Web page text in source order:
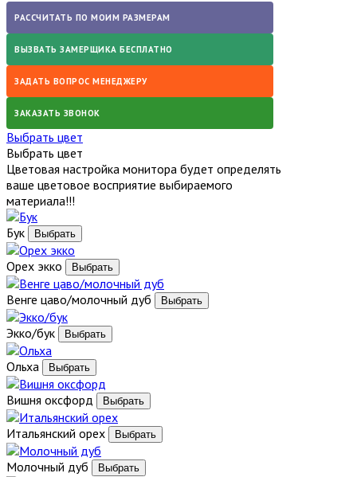
РАССЧИТАТЬ ПО МОИМ РАЗМЕРАМ
ВЫЗВАТЬ ЗАМЕРЩИКА БЕСПЛАТНО
ЗАДАТЬ ВОПРОС МЕНЕДЖЕРУ
ЗАКАЗАТЬ ЗВОНОК
Выбрать цвет
Выбрать цвет
Цветовая настройка монитора будет определять
ваше цветовое восприятие выбираемого
материала!!!
Бук
Орех экко
Венге цаво/молочный дуб
Экко/бук
Ольха
Вишня оксфорд
Итальянский орех
Молочный дуб